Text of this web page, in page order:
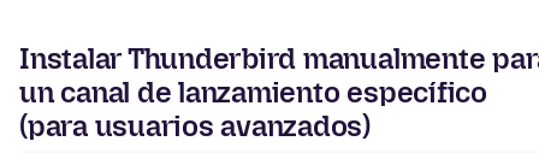
Instalar Thunderbird manualmente
un canal de lanzamiento específico
(para usuarios avanzados)